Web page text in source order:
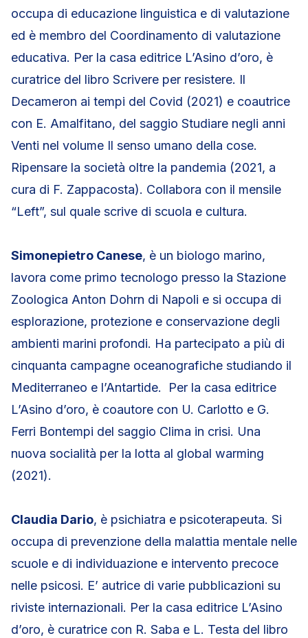
occupa di educazione linguistica e di valutazione
ed è membro del Coordinamento di valutazione
educativa. Per la casa editrice L’Asino d’oro, è
curatrice del libro Scrivere per resistere. Il
Decameron ai tempi del Covid (2021) e coautrice
con E. Amalfitano, del saggio Studiare negli anni
Venti nel volume Il senso umano della cose.
Ripensare la società oltre la pandemia (2021, a
cura di F. Zappacosta). Collabora con il mensile
“Left”, sul quale scrive di scuola e cultura.
Simonepietro Canese, è un biologo marino,
lavora come primo tecnologo presso la Stazione
Zoologica Anton Dohrn di Napoli e si occupa di
esplorazione, protezione e conservazione degli
ambienti marini profondi. Ha partecipato a più di
cinquanta campagne oceanografiche studiando il
Mediterraneo e l’Antartide. Per la casa editrice
L’Asino d’oro, è coautore con U. Carlotto e G.
Ferri Bontempi del saggio Clima in crisi. Una
nuova socialità per la lotta al global warming
(2021).
Claudia Dario, è psichiatra e psicoterapeuta. Si
occupa di prevenzione della malattia mentale nelle
scuole e di individuazione e intervento precoce
nelle psicosi. E’ autrice di varie pubblicazioni su
riviste internazionali. Per la casa editrice L’Asino
d’oro, è curatrice con R. Saba e L. Testa del libro